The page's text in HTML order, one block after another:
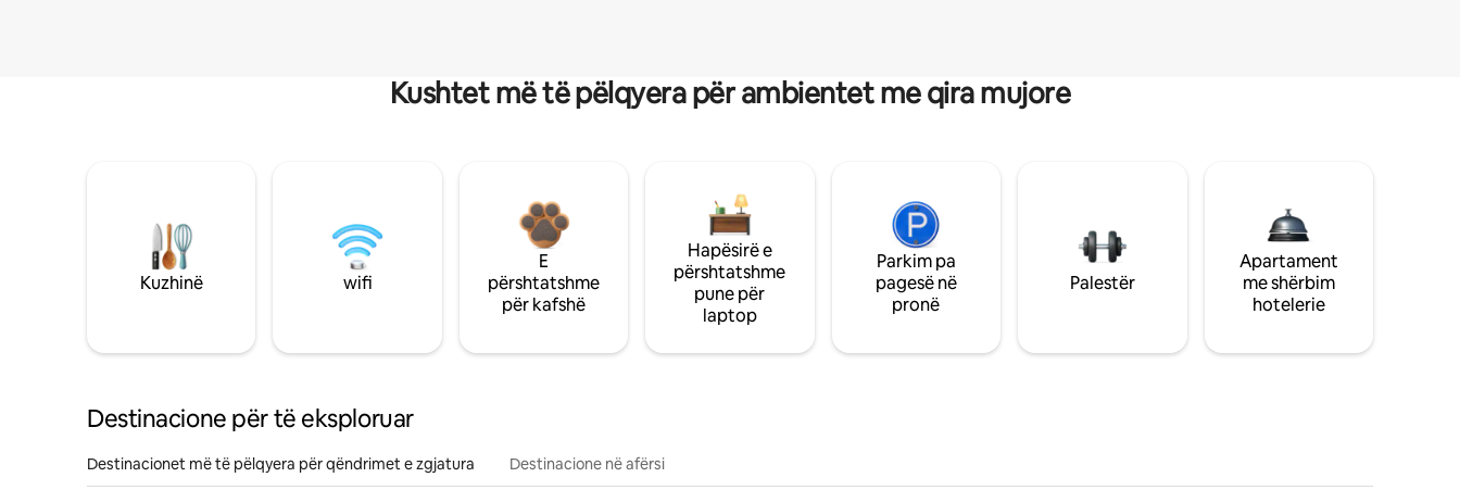
Kushtet më të pëlqyera për ambientet me qira mujore
Kuzhinë wifi
E
përshtatshme
për kafshë
Hapësirë e
përshtatshme
pune për
laptop
Parkim pa
pagesë në
pronë
Palestër
Apartament
me shërbim
hotelerie
Destinacione për të eksploruar
Destinacionet më të pëlqyera për qëndrimet e zgjatura Destinacione në afërsi